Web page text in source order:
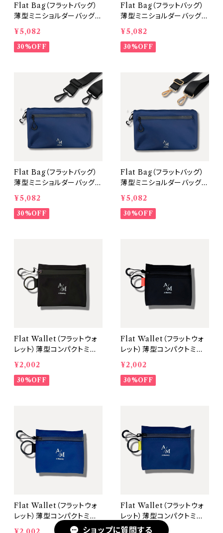
Flat Bag（フラットバッグ）
薄型ミニショルダーバッグ
【本体：Black 金具：Blac
k】
¥5,082
30%OFF
Flat Bag（フラットバッグ）
薄型ミニショルダーバッグ
【本体：Black 金具：Gol
d】
¥5,082
30%OFF
Flat Bag（フラットバッグ）
薄型ミニショルダーバッグ
【本体：Navy 金具：Blac
k】
¥5,082
30%OFF
Flat Bag（フラットバッグ）
薄型ミニショルダーバッグ
【本体：Navy 金具：Gol
d】
¥5,082
30%OFF
Flat Wallet（フラットウォ
レット）薄型コンパクトミニ
財布【本体：Black / タブ：
Black】
¥2,002
30%OFF
Flat Wallet（フラットウォ
レット）薄型コンパクトミニ
財布【本体：Black / タブ：
Orange】
¥2,002
30%OFF
Flat Wallet（フラットウォ
レット）薄型コンパクトミニ
財布【本体：Navy / タブ：B
Flat Wallet（フラットウォ
レット）薄型コンパクトミニ
財布【本体：Navy / タブ：Y
ショップに質問する